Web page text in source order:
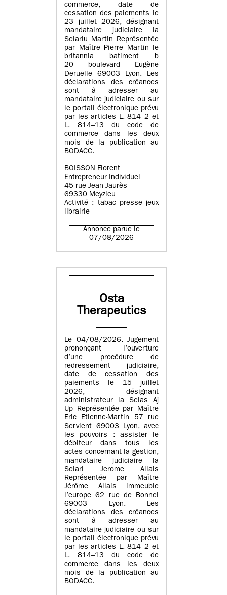
commerce, date de
cessation des paiements le
23 juillet 2026, désignant
mandataire judiciaire la
Selarlu Martin Représentée
par Maître Pierre Martin le
britannia batiment b
20 boulevard Eugène
Deruelle 69003 Lyon. Les
déclarations des créances
sont à adresser au
mandataire judiciaire ou sur
le portail électronique prévu
par les articles L. 814–2 et
L. 814–13 du code de
commerce dans les deux
mois de la publication au
BODACC.
BOISSON Florent
Entrepreneur Individuel
45 rue Jean Jaurès
69330 Meyzieu
Activité : tabac presse jeux
librairie
Annonce parue le
07/08/2026
Osta
Therapeutics
Le 04/08/2026. Jugement
prononçant l’ouverture
d’une procédure de
redressement judiciaire,
date de cessation des
paiements le 15 juillet
2026, désignant
administrateur la Selas Aj
Up Représentée par Maître
Eric Etienne-Martin 57 rue
Servient 69003 Lyon, avec
les pouvoirs : assister le
débiteur dans tous les
actes concernant la gestion,
mandataire judiciaire la
Selarl Jerome Allais
Représentée par Maître
Jérôme Allais immeuble
l’europe 62 rue de Bonnel
69003 Lyon. Les
déclarations des créances
sont à adresser au
mandataire judiciaire ou sur
le portail électronique prévu
par les articles L. 814–2 et
L. 814–13 du code de
commerce dans les deux
mois de la publication au
BODACC.